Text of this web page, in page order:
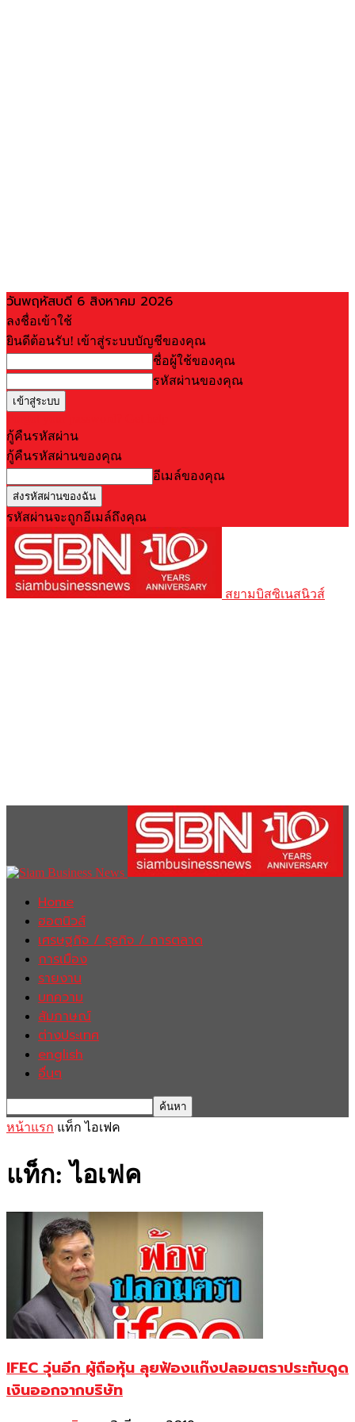
วันพฤหัสบดี 6 สิงหาคม 2026
ลงชื่อเข้าใช้
ยินดีต้อนรับ! เข้าสู่ระบบบัญชีของคุณ
ชื่อผู้ใช้ของคุณ
รหัสผ่านของคุณ
กู้คืนรหัสผ่าน
กู้คืนรหัสผ่านของคุณ
อีเมล์ของคุณ
รหัสผ่านจะถูกอีเมล์ถึงคุณ
สยามบิสซิเนสนิวส์
Home
ฮอตนิวส์
เศรษฐกิจ / ธุรกิจ / การตลาด
การเมือง
รายงาน
บทความ
สัมภาษณ์
ต่างประเทศ
english
อื่นๆ
หน้าแรก แท็ก ไอเฟค
แท็ก: ไอเฟค
IFEC วุ่นอีก ผู้ถือหุ้น ลุยฟ้องแก๊งปลอมตราประทับดูด
เงินออกจากบริษัท